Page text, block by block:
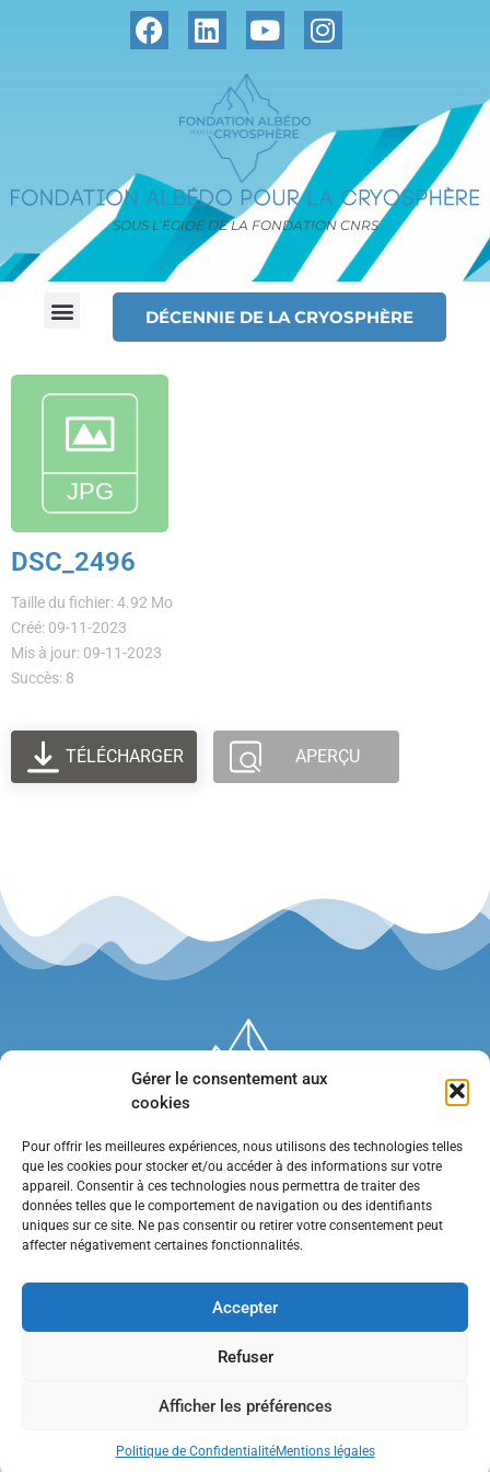
Gérer le consentement aux
cookies
Pour offrir les meilleures expériences, nous utilisons des technologies telles
que les cookies pour stocker et/ou accéder à des informations sur votre
appareil. Consentir à ces technologies nous permettra de traiter des
données telles que le comportement de navigation ou des identifiants
uniques sur ce site. Ne pas consentir ou retirer votre consentement peut
affecter négativement certaines fonctionnalités.
Accepter
Refuser
Afficher les préférences
Politique de ConfidentialitéMentions légales
SOUS L’ÉGIDE DE LA FONDATION CNRS
DÉCENNIE DE LA CRYOSPHÈRE
DSC_2496
Taille du fichier: 4.92 Mo
Créé: 09-11-2023
Mis à jour: 09-11-2023
Succès: 8
TÉLÉCHARGER APERÇU
•Contact